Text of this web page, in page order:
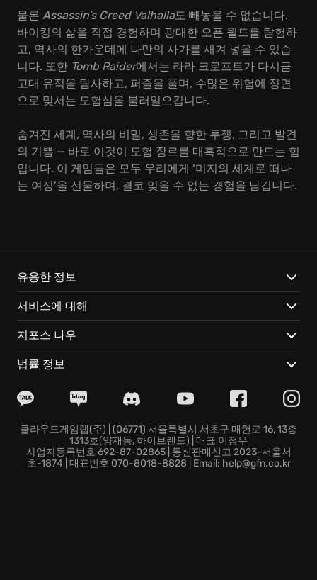
물론 Assassin’s Creed Valhalla도 빼놓을 수 없습니다.
바이킹의 삶을 직접 경험하며 광대한 오픈 월드를 탐험하
고, 역사의 한가운데에 나만의 사가를 새겨 넣을 수 있습
니다. 또한 Tomb Raider에서는 라라 크로프트가 다시금
고대 유적을 탐사하고, 퍼즐을 풀며, 수많은 위험에 정면
으로 맞서는 모험심을 불러일으킵니다.
숨겨진 세계, 역사의 비밀, 생존을 향한 투쟁, 그리고 발견
의 기쁨 — 바로 이것이 모험 장르를 매혹적으로 만드는 힘
입니다. 이 게임들은 모두 우리에게 ‘미지의 세계로 떠나
는 여정’을 선물하며, 결코 잊을 수 없는 경험을 남깁니다.
유용한 정보
서비스에 대해
지포스 나우
법률 정보
클라우드게임랩(주) | (06771) 서울특별시 서초구 매헌로 16, 13층
1313호(양재동, 하이브랜드) | 대표 이정우
사업자등록번호 692-87-02865 | 통신판매신고 2023-서울서
초-1874 | 대표번호 070-8018-8828 | Email: help@gfn.co.kr